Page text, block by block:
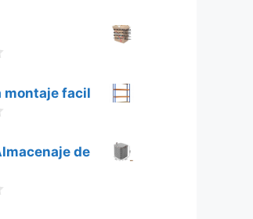
montaje facil
de